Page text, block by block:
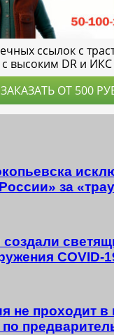
за
COVID-
не проходит в
по